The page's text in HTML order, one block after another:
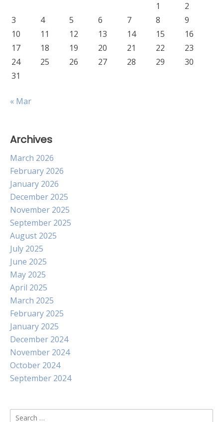
1
2
3
4 5 6 7 8
9
10
11 12 13 14 15
16
17
18 19 20 21 22
23
24
25 26 27 28 29
30
31
« Mar
Archives
March 2026
February 2026
January 2026
December 2025
November 2025
September 2025
August 2025
July 2025
June 2025
May 2025
April 2025
March 2025
February 2025
January 2025
December 2024
November 2024
October 2024
September 2024
Search